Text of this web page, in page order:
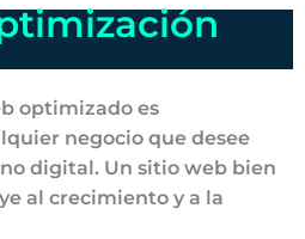
optimizado es
negocio que desee
digital. Un sitio web bien
al crecimiento y a la